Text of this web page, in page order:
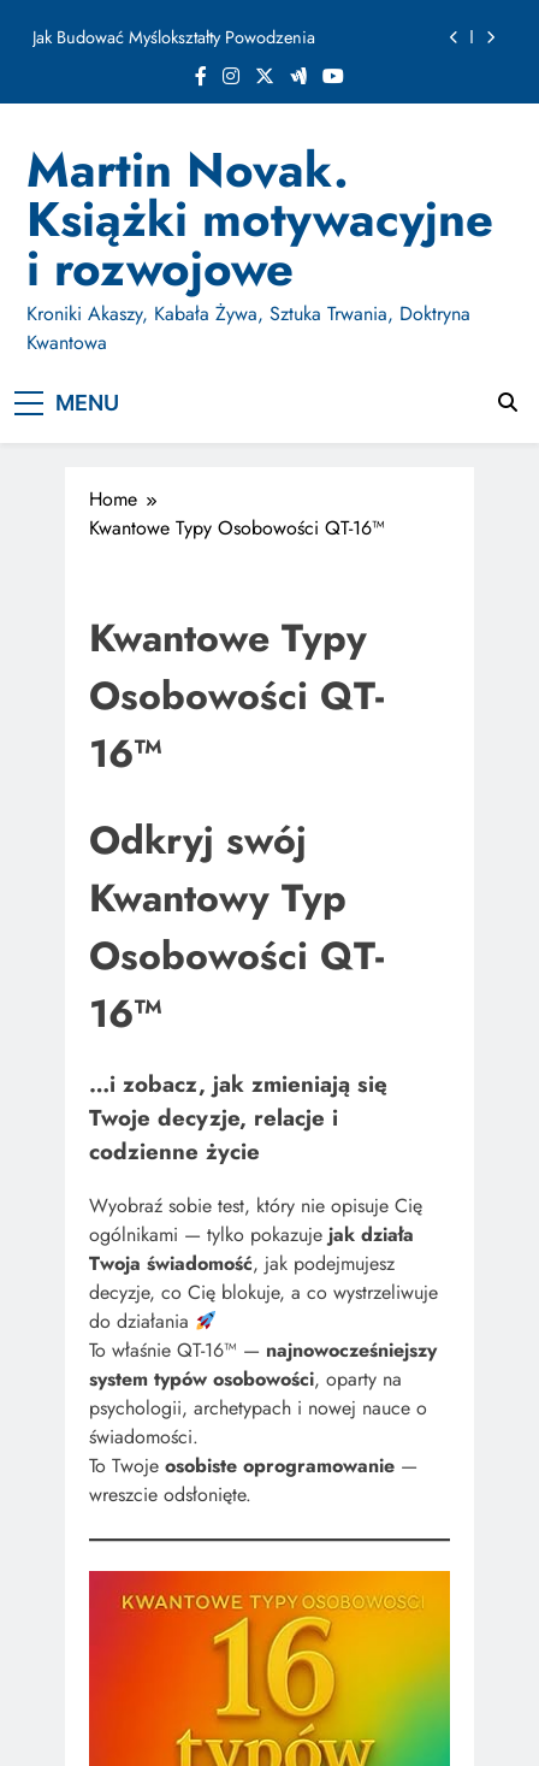
Jak Budować Myślokształty Powodzenia
Jak Projektować i Aktywować Myślokształty dla
Osiągania Celów w Codziennym Życiu
Dzień Osobliwości. Jak AI wymaże ludzkość w
ułamku sekundy
Jak Budować Myślokształty Powodzenia
Jak Projektować i Aktywować Myślokształty dla
Osiągania Celów w Codziennym Życiu
Martin Novak.
Książki motywacyjne
i rozwojowe
Kroniki Akaszy, Kabała Żywa, Sztuka Trwania, Doktryna
Kwantowa
MENU
Home
Kwantowe Typy Osobowości QT-16™
Kwantowe Typy
Osobowości QT-
16™
Odkryj swój
Kwantowy Typ
Osobowości QT-
16™
…i zobacz, jak zmieniają się
Twoje decyzje, relacje i
codzienne życie
Wyobraź sobie test, który nie opisuje Cię
ogólnikami — tylko pokazuje jak działa
Twoja świadomość, jak podejmujesz
decyzje, co Cię blokuje, a co wystrzeliwuje
do działania
To właśnie QT-16™ — najnowocześniejszy
system typów osobowości, oparty na
psychologii, archetypach i nowej nauce o
świadomości.
To Twoje osobiste oprogramowanie —
wreszcie odsłonięte.